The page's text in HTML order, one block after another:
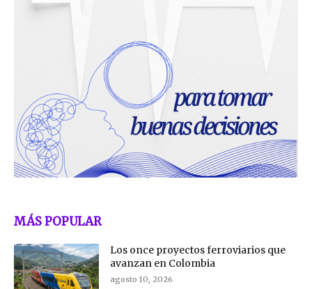
MÁS POPULAR
Los once proyectos ferroviarios que
avanzan en Colombia
agosto 10, 2026